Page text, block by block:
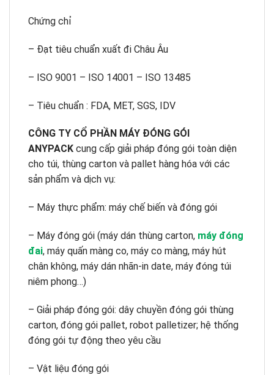
Chứng chỉ
– Đạt tiêu chuẩn xuất đi Châu Âu
– ISO 9001 – ISO 14001 – ISO 13485
– Tiêu chuẩn : FDA, MET, SGS, IDV
CÔNG TY CỔ PHẦN MÁY ĐÓNG GÓI
ANYPACK cung cấp giải pháp đóng gói toàn diện
cho túi, thùng carton và pallet hàng hóa với các
sản phẩm và dịch vụ:
– Máy thực phẩm: máy chế biến và đóng gói
– Máy đóng gói (máy dán thùng carton, máy đóng
đai, máy quấn màng co, máy co màng, máy hút
chân không, máy dán nhãn-in date, máy đóng túi
niêm phong…)
– Giải pháp đóng gói: dây chuyền đóng gói thùng
carton, đóng gói pallet, robot palletizer; hệ thống
đóng gói tự động theo yêu cầu
– Vật liệu đóng gói